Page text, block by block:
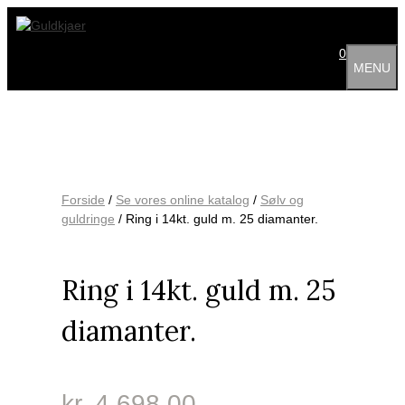
Hop
0
MENU
Forside / Se vores online katalog / Sølv og
guldringe / Ring i 14kt. guld m. 25 diamanter.
Ring i 14kt. guld m. 25
diamanter.